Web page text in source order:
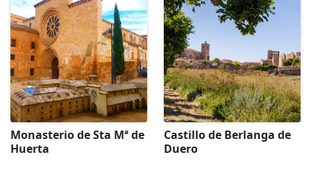
Monasterio de Sta Mª de
Huerta
Castillo de Berlanga de
Duero